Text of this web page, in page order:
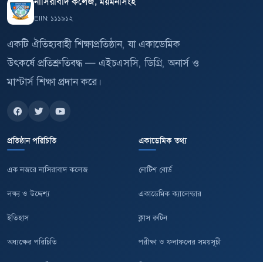
EIIN: ১১১৯১২
একটি ঐতিহ্যবাহী শিক্ষাপ্রতিষ্ঠান, যা একাডেমিক
উৎকর্ষে প্রতিশ্রুতিবদ্ধ — এইচএসসি, ডিগ্রি, অনার্স ও
মাস্টার্স শিক্ষা প্রদান করে।
প্রতিষ্ঠান পরিচিতি
এক নজরে নাসিরাবাদ কলেজ
লক্ষ্য ও উদ্দেশ্য
ইতিহাস
অধ্যক্ষের পরিচিতি
একাডেমিক তথ্য
নোটিশ বোর্ড
একাডেমিক ক্যালেন্ডার
ক্লাস রুটিন
পরীক্ষা ও ফলাফলের সময়সূচী